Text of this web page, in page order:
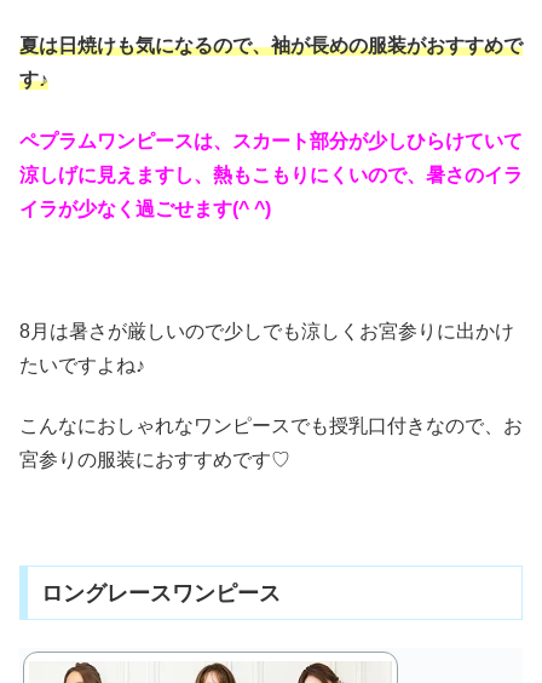
夏は日焼けも気になるので、袖が長めの服装がおすすめで
す♪
ペプラムワンピースは、スカート部分が少しひらけていて
涼しげに見えますし、熱もこもりにくいので、暑さのイラ
イラが少なく過ごせます(^ ^)
8月は暑さが厳しいので少しでも涼しくお宮参りに出かけ
たいですよね♪
こんなにおしゃれなワンピースでも授乳口付きなので、お
宮参りの服装におすすめです♡
ロングレースワンピース